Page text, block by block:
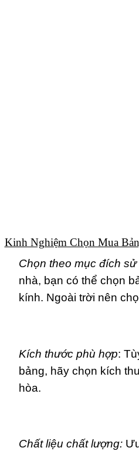
Kinh Nghiệm Chọn Mua
Chọn theo mục đích sử
nhà, bạn có thể chọn
kính. Ngoài trời nên
Kích thước phù hợp:
bảng, hãy chọn kích
hòa.
Chất liệu chất lượng: